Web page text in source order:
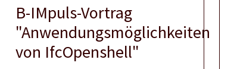
B-IMpuls-Vortrag
"Anwendungsmöglichkeiten
von IfcOpenshell"